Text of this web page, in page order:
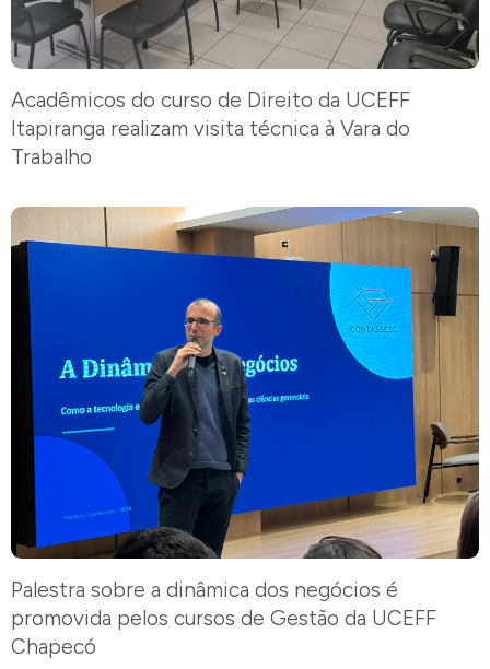
Acadêmicos do curso de Direito da UCEFF
Itapiranga realizam visita técnica à Vara do
Trabalho
Palestra sobre a dinâmica dos negócios é
promovida pelos cursos de Gestão da UCEFF
Chapecó